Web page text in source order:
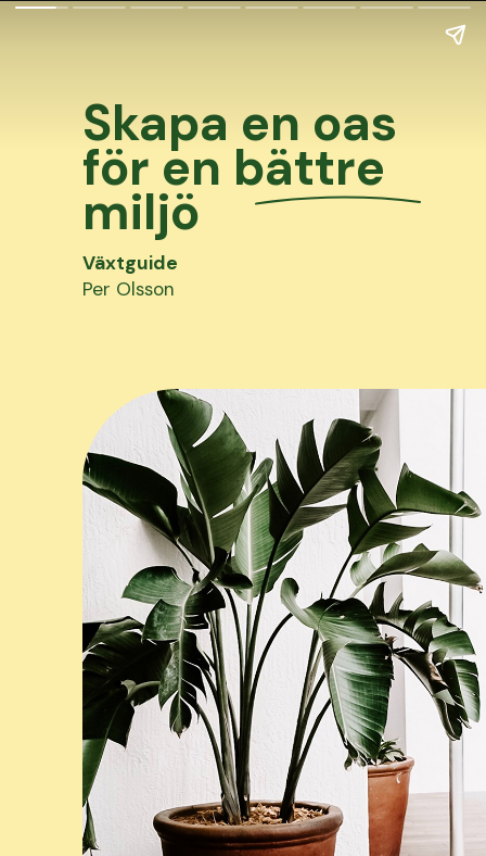
Skapa en oas
för en bättre
miljö
Växtguide
Per Olsson